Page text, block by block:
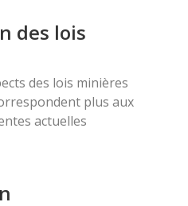
des lois
des lois minières
plus aux
actuelles